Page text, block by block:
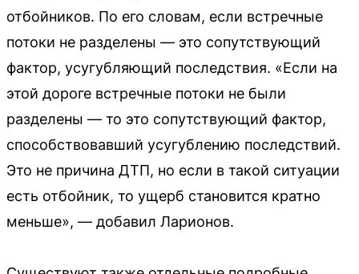
отбойников. По его словам, если встречные
потоки не разделены — это сопутствующий
фактор, усугубляющий последствия. «Если на
этой дороге встречные потоки не были
разделены — то это сопутствующий фактор,
способствовавший усугублению последствий.
Это не причина ДТП, но если в такой ситуации
есть отбойник, то ущерб становится кратно
меньше», — добавил Ларионов.